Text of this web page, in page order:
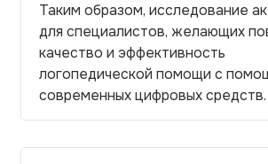
Таким образом, исследование
для специалистов, желающих
качество и эффективность
логопедической помощи с
современных цифровых средств.